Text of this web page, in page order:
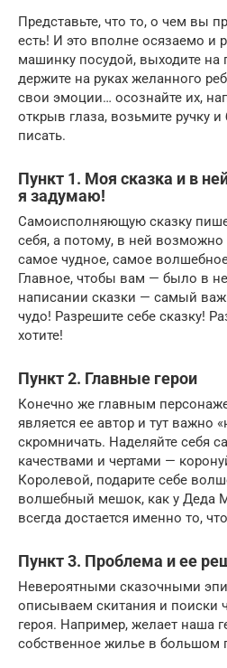
Представьте, что то, о чем вы
есть! И это вполне осязаемо и
машинку посудой, выходите на
держите на руках желанного
свои эмоции… осознайте их,
открыв глаза, возьмите ручку и
писать.
Пункт 1. Моя сказка и в
я задумаю!
Самоисполняющую сказку
себя, а потому, в ней
самое чудное, самое
Главное, чтобы вам — было в
написании сказки — самый
чудо! Разрешите себе сказку!
хотите!
Пункт 2. Главные герои
Конечно же главным
является ее автор и тут важно
скромничать. Наделяйте себя
качествами и чертами —
Королевой, подарите себе
волшебный мешок, как у Деда
всегда достается именно то,
Пункт 3. Проблема и ее
Невероятными сказочными
описываем скитания и поиски
героя. Например, желает наша
собственное жилье в большом